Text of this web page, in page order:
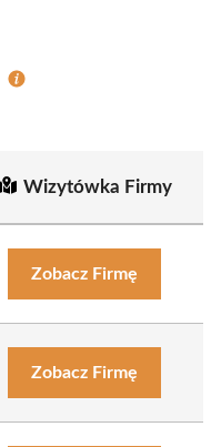
Wizytówka Firmy
Zobacz Firmę
Zobacz Firmę